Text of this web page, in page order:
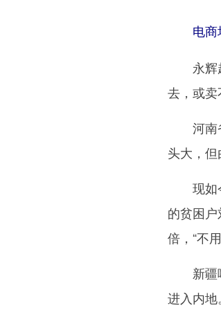
电商
永辉超
去，或卖
河南省
头大，
现如今
的贫困
倍，“不
新疆喀
进入内地。